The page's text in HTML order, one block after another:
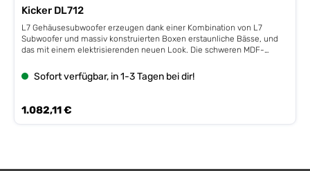
Kicker DL712
L7 Gehäusesubwoofer erzeugen dank einer Kombination von L7
Subwoofer und massiv konstruierten Boxen erstaunliche Bässe, und
das mit einem elektrisierenden neuen Look. Die schweren MDF-
eine sehr laute und starke Bass-Performance ermöglicht. Insgesamt
sind drei Gehäusetypen verfügbar. 2 x 12” (30 cm) Dual-Bassreflexbox,
MAX
Sofort verfügbar, in 1-3 Tagen bei dir!
Regulärer Preis:
1.082,11 €